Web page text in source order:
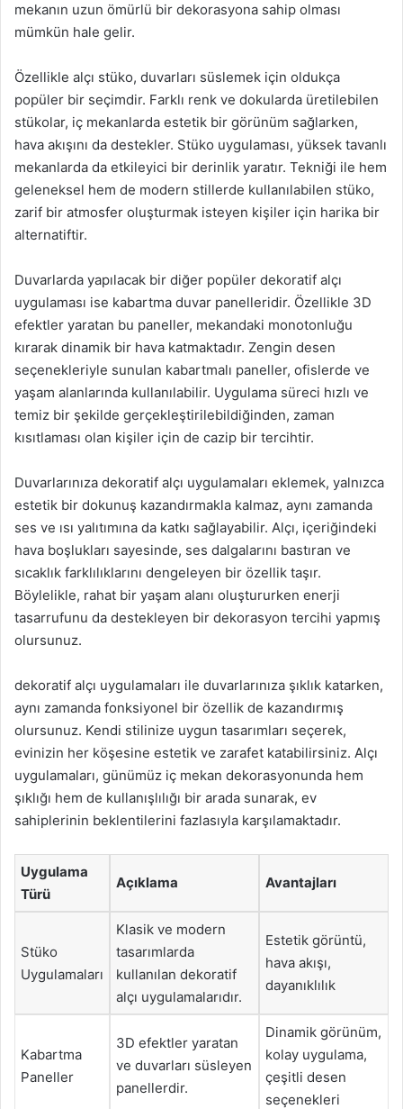
mekanın uzun ömürlü bir dekorasyona sahip olması
mümkün hale gelir.
Özellikle alçı stüko, duvarları süslemek için oldukça
popüler bir seçimdir. Farklı renk ve dokularda üretilebilen
stükolar, iç mekanlarda estetik bir görünüm sağlarken,
hava akışını da destekler. Stüko uygulaması, yüksek tavanlı
mekanlarda da etkileyici bir derinlik yaratır. Tekniği ile hem
geleneksel hem de modern stillerde kullanılabilen stüko,
zarif bir atmosfer oluşturmak isteyen kişiler için harika bir
alternatiftir.
Duvarlarda yapılacak bir diğer popüler dekoratif alçı
uygulaması ise kabartma duvar panelleridir. Özellikle 3D
efektler yaratan bu paneller, mekandaki monotonluğu
kırarak dinamik bir hava katmaktadır. Zengin desen
seçenekleriyle sunulan kabartmalı paneller, ofislerde ve
yaşam alanlarında kullanılabilir. Uygulama süreci hızlı ve
temiz bir şekilde gerçekleştirilebildiğinden, zaman
kısıtlaması olan kişiler için de cazip bir tercihtir.
Duvarlarınıza dekoratif alçı uygulamaları eklemek, yalnızca
estetik bir dokunuş kazandırmakla kalmaz, aynı zamanda
ses ve ısı yalıtımına da katkı sağlayabilir. Alçı, içeriğindeki
hava boşlukları sayesinde, ses dalgalarını bastıran ve
sıcaklık farklılıklarını dengeleyen bir özellik taşır.
Böylelikle, rahat bir yaşam alanı oluştururken enerji
tasarrufunu da destekleyen bir dekorasyon tercihi yapmış
olursunuz.
dekoratif alçı uygulamaları ile duvarlarınıza şıklık katarken,
aynı zamanda fonksiyonel bir özellik de kazandırmış
olursunuz. Kendi stilinize uygun tasarımları seçerek,
evinizin her köşesine estetik ve zarafet katabilirsiniz. Alçı
uygulamaları, günümüz iç mekan dekorasyonunda hem
şıklığı hem de kullanışlılığı bir arada sunarak, ev
sahiplerinin beklentilerini fazlasıyla karşılamaktadır.
Uygulama
Türü
Açıklama Avantajları
Stüko
Uygulamaları
Klasik ve modern
tasarımlarda
kullanılan dekoratif
alçı uygulamalarıdır.
Estetik görüntü,
hava akışı,
dayanıklılık
Kabartma
Paneller
3D efektler yaratan
ve duvarları süsleyen
panellerdir.
Dinamik görünüm,
kolay uygulama,
çeşitli desen
seçenekleri